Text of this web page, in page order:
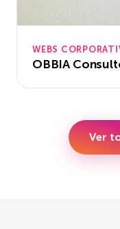
WEBS
OBBIA
Ver